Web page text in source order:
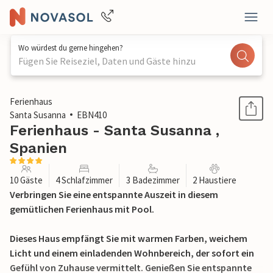
Wo würdest du gerne hingehen?
Fügen Sie Reiseziel, Daten und Gäste hinzu
1 / 34
Ferienhaus
Santa Susanna
EBN410
Ferienhaus - Santa Susanna ,
Spanien
10 Gäste 4 Schlafzimmer 3 Badezimmer 2 Haustiere
Verbringen Sie eine entspannte Auszeit in diesem
gemütlichen Ferienhaus mit Pool.
Dieses Haus empfängt Sie mit warmen Farben, weichem
Licht und einem einladenden Wohnbereich, der sofort ein
Gefühl von Zuhause vermittelt. Genießen Sie entspannte